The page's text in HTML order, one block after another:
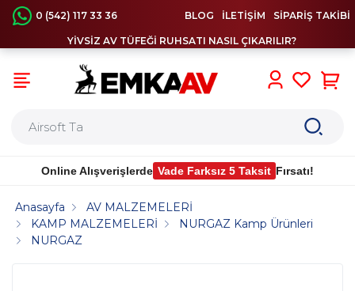
0 (542) 117 33 36 BLOG İLETİŞİM SİPARİŞ TAKİBİ
YİVSİZ AV TÜFEĞİ RUHSATI NASIL ÇIKARILIR?
Online Alışverişlerde Vade Farksız 5 Taksit Fırsatı!
Anasayfa
AV MALZEMELERİ
KAMP MALZEMELERİ
NURGAZ Kamp Ürünleri
NURGAZ